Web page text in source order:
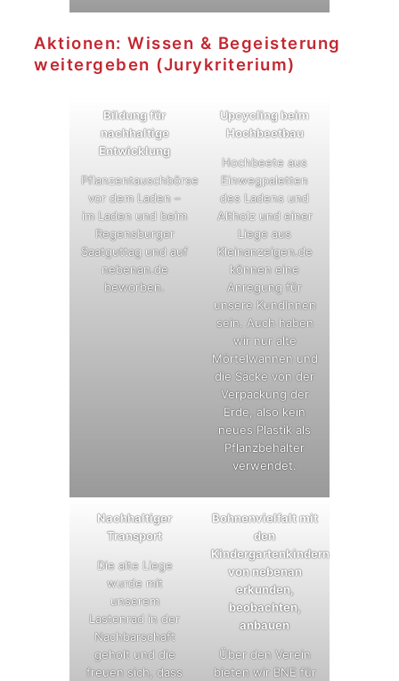
Aktionen: Wissen & Begeisterung
weitergeben (Jurykriterium)
Bildung für
nachhaltige
Entwicklung
Pflanzentauschbörse
vor dem Laden –
im Laden und beim
Regensburger
Saatguttag und auf
nebenan.de
beworben.
Upcycling beim
Hochbeetbau
Hochbeete aus
Einwegpaletten
des Ladens und
Altholz und einer
Liege aus
Kleinanzeigen.de
können eine
Anregung für
unsere KundInnen
sein. Auch haben
wir nur alte
Mörtelwannen und
die Säcke von der
Verpackung der
Erde, also kein
neues Plastik als
Pflanzbehälter
verwendet.
Nachhaltiger
Transport
Die alte Liege
wurde mit
unserem
Lastenrad in der
Nachbarschaft
geholt und die
freuen sich, dass
Bohnenvielfalt mit
den
Kindergartenkindern
von nebenan
erkunden,
beobachten,
anbauen
Über den Verein
bieten wir BNE für